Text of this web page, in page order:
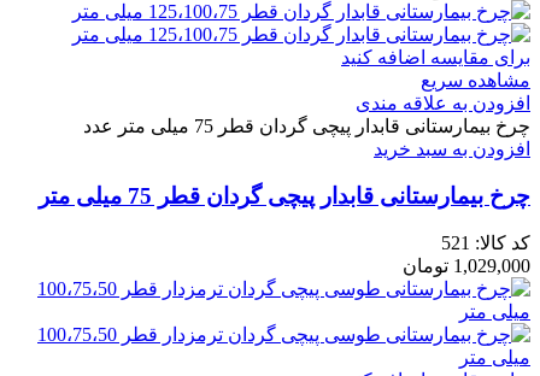
برای مقایسه اضافه کنید
مشاهده سریع
افزودن به علاقه مندی
چرخ بیمارستانی قابدار پیچی گردان قطر 75 میلی متر عدد
افزودن به سبد خرید
چرخ بیمارستانی قابدار پیچی گردان قطر 75 میلی متر
کد کالا: 521
1,029,000 تومان